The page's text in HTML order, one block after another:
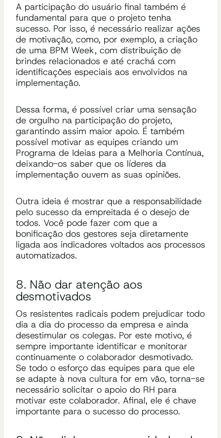
A participação do usuário final também é
fundamental para que o projeto tenha
sucesso. Por isso, é necessário realizar ações
de motivação, como, por exemplo, a criação
de uma BPM Week, com distribuição de
brindes relacionados e até crachá com
identificações especiais aos envolvidos na
implementação.
Dessa forma, é possível criar uma sensação
de orgulho na participação do projeto,
garantindo assim maior apoio. É também
possível motivar as equipes criando um
Programa de Ideias para a Melhoria Contínua,
deixando-os saber que os líderes da
implementação ouvem as suas opiniões.
Outra ideia é mostrar que a responsabilidade
pelo sucesso da empreitada é o desejo de
todos. Você pode fazer com que a
bonificação dos gestores seja diretamente
ligada aos indicadores voltados aos processos
automatizados.
8. Não dar atenção aos
desmotivados
Os resistentes radicais podem prejudicar todo
dia a dia do processo da empresa e ainda
desestimular os colegas. Por este motivo, é
sempre importante identificar e monitorar
continuamente o colaborador desmotivado.
Se todo o esforço das equipes para que ele
se adapte à nova cultura for em vão, torna-se
necessário solicitar o apoio do RH para
motivar este colaborador. Afinal, ele é chave
importante para o sucesso do processo.